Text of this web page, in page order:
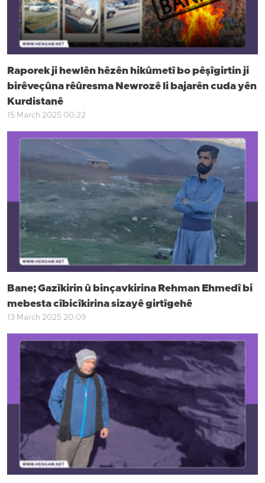
Raporek ji hewlên hêzên hikûmetî bo pêşîgirtin ji
birêveçûna rêûresma Newrozê li bajarên cuda yên
Kurdistanê
15 March 2025 00:22
Bane; Gazîkirin û binçavkirina Rehman Ehmedî bi
mebesta cîbicîkirina sizayê girtîgehê
13 March 2025 20:09